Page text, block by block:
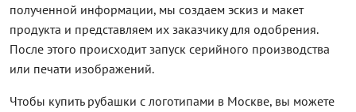
полученной информации, мы создаем эскиз и макет
продукта и представляем их заказчику для одобрения.
После этого происходит запуск серийного производства
или печати изображений.
Чтобы купить рубашки с логотипами в Москве, вы можете